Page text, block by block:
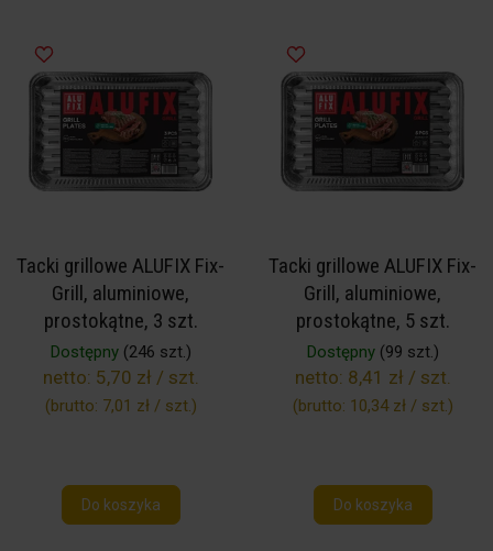
Tacki grillowe ALUFIX Fix-
Grill, aluminiowe,
prostokątne, 3 szt.
Dostępny(246 szt.)
netto: 5,70 zł / szt.
(brutto: 7,01 zł / szt.)
Do koszyka
Tacki grillowe ALUFIX Fix-
Grill, aluminiowe,
prostokątne, 5 szt.
Dostępny(99 szt.)
netto: 8,41 zł / szt.
(brutto: 10,34 zł / szt.)
Do koszyka